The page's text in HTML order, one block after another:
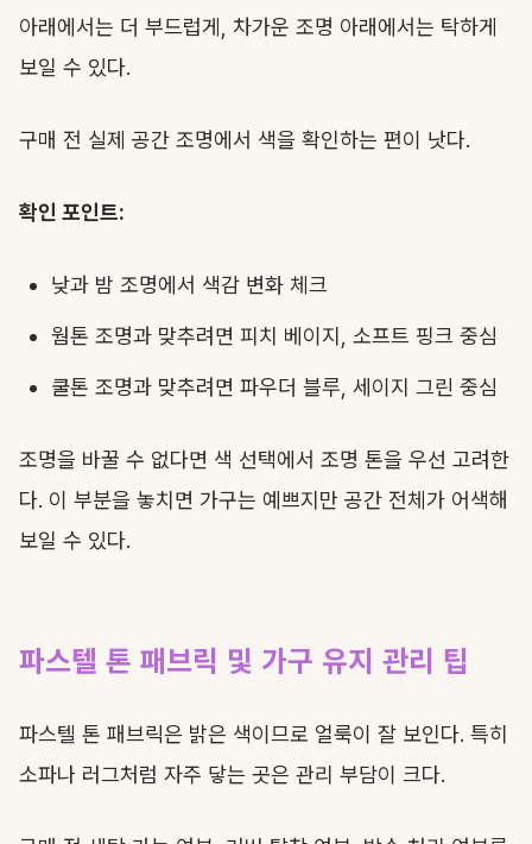
아래에서는 더 부드럽게, 차가운 조명 아래에서는 탁하게
보일 수 있다.
구매 전 실제 공간 조명에서 색을 확인하는 편이 낫다.
확인 포인트:
낮과 밤 조명에서 색감 변화 체크
웜톤 조명과 맞추려면 피치 베이지, 소프트 핑크 중심
쿨톤 조명과 맞추려면 파우더 블루, 세이지 그린 중심
조명을 바꿀 수 없다면 색 선택에서 조명 톤을 우선 고려한
다. 이 부분을 놓치면 가구는 예쁘지만 공간 전체가 어색해
보일 수 있다.
파스텔 톤 패브릭 및 가구 유지 관리 팁
파스텔 톤 패브릭은 밝은 색이므로 얼룩이 잘 보인다. 특히
소파나 러그처럼 자주 닿는 곳은 관리 부담이 크다.